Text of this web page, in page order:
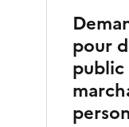
pour